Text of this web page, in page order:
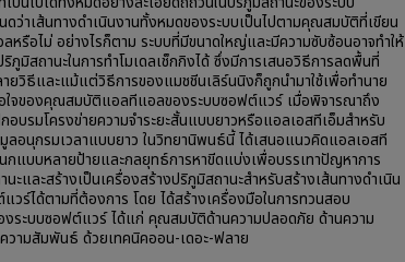
ว่าเส้นทางดำเนินงานทั้งหมดของระบบเป็นไปตามคุณสมบัติที่เขียน
หรือไม่ อย่างไรก็ตาม ระบบที่มีขนาดใหญ่และมีความซับซ้อนอาจทำให้
ริภูมิสถานะในการทำโมเดลเช็กกิงได้ ซึ่งมีการเสนอวิธีการลดพื้นที่
ยวิธีและแม้แต่วิธีการของแมชชีนเลิร์นนิงก็ถูกนำมาใช้เพื่อทำนาย
จของคุณสมบัติแอลทีแอลของระบบซอฟต์แวร์ เมื่อพิจารณาถึง
กอบรมโครงข่ายความจำระยะสั้นแบบยาวหรือแอลเอสทีเอ็มสำหรับ
ลอนุกรมเวลาแบบยาว ในวิทยานิพนธ์นี้ ได้เสนอแนวคิดแอลเอสที
กแบบหลายป้ายและกลยุทธ์การหาขีดแบ่งเพื่อบรรเทาปัญหาการ
นะและสร้างเป็นเครื่องสร้างปริภูมิสถานะสำหรับสร้างเส้นทางดำเนิน
วร์ได้ตามที่ต้องการ โดย ได้สร้างเครื่องมือในการทวนสอบ
ระบบซอฟต์แวร์ ได้แก่ คุณสมบัติด้านความปลอดภัย ด้านความ
วามสัมพันธ์ ด้วยเทคนิคออน-เดอะ-ฟลาย